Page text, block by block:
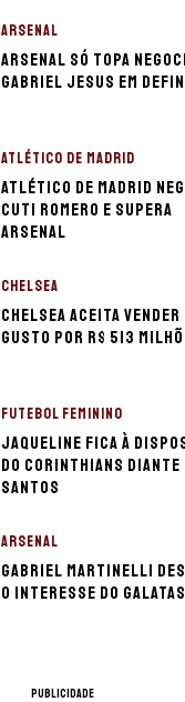
ARSENAL
Arsenal só topa
Gabriel Jesus em
ATLÉTICO DE MADRID
Atlético de Madrid
Cuti Romero e supera
Arsenal
CHELSEA
Chelsea aceita vender
Gusto por R$ 513
FUTEBOL FEMININO
Jaqueline fica à
do Corinthians diante
Santos
ARSENAL
Gabriel Martinelli
o interesse do
PUBLICIDADE